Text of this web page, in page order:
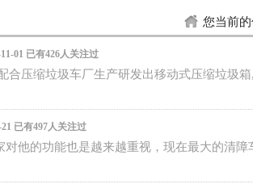
您当前的
01 已有426人关注过
缩垃圾车厂生产研发出移动式压缩垃圾箱
21 已有497人关注过
的功能也是越来越重视，现在最大的清障